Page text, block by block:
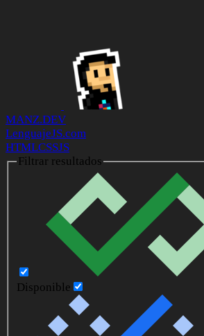
MANZ.DEV
LenguajeJS.com
HTMLCSSJS
Filtrar resultados
Disponible